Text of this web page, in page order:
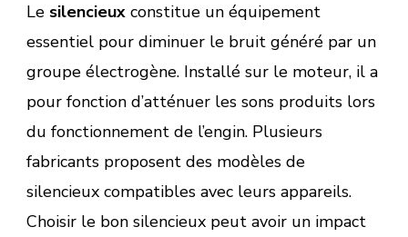
Le silencieux constitue un équipement
essentiel pour diminuer le bruit généré par un
groupe électrogène. Installé sur le moteur, il a
pour fonction d’atténuer les sons produits lors
du fonctionnement de l’engin. Plusieurs
fabricants proposent des modèles de
silencieux compatibles avec leurs appareils.
Choisir le bon silencieux peut avoir un impact